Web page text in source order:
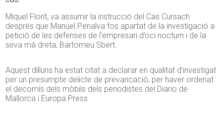
Miquel Florit, va assumir la instrucció del Cas Cursach
després que Manuel Penalva fos apartat de la investigació a
petició de les defenses de l’empresari d’oci nocturn i de la
seva mà dreta, Bartomeu Sbert.
Aquest dilluns ha estat citat a declarar en qualitat d’investigat
per un presumpte delicte de prevaricació, per haver ordenat
el decomís dels mòbils dels periodistes del Diario de
Mallorca i Europa Press.